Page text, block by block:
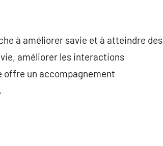
à améliorer savie et à atteindre des
améliorer les interactions
offre un accompagnement